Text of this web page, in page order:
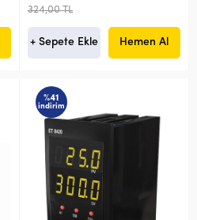
324,00 TL
+ Sepete Ekle Hemen Al
%41
indirim